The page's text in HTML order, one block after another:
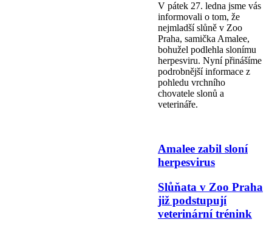
V pátek 27. ledna jsme vás
informovali o tom, že
nejmladší slůně v Zoo
Praha, samička Amalee,
bohužel podlehla slonímu
herpesviru. Nyní přinášíme
podrobnější informace z
pohledu vrchního
chovatele slonů a
veterináře.
Amalee zabil sloní
herpesvirus
Slůňata v Zoo Praha
již podstupují
veterinární trénink